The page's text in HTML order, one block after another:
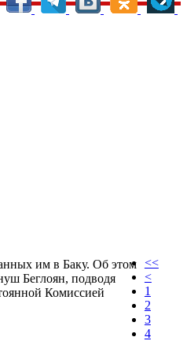
им в Баку. Об этом
Беглоян, подводя
Комиссией
<<
<
1
2
3
4